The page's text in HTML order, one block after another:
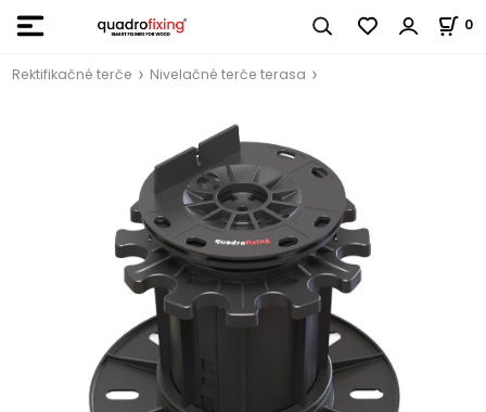
0
Rektifikačné terče Nivelačné terče terasa